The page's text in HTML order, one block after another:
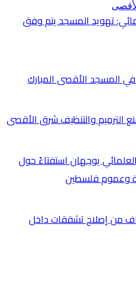
تهويد المسجد يتم وفق
الترميم والتنظيف شرق الأقصى
يوجهان استفتاءً حول
وعموم فلسطين
من إصلاح تشققات داخل